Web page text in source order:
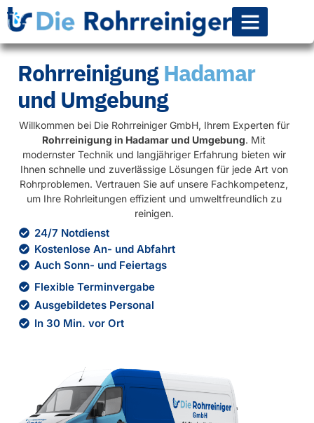
RohrreinigungHadamar
und Umgebung
Willkommen bei Die Rohrreiniger GmbH, Ihrem Experten für
Rohrreinigung in Hadamar und Umgebung. Mit
modernster Technik und langjähriger Erfahrung bieten wir
Ihnen schnelle und zuverlässige Lösungen für jede Art von
Rohrproblemen. Vertrauen Sie auf unsere Fachkompetenz,
um Ihre Rohrleitungen effizient und umweltfreundlich zu
reinigen.
24/7 Notdienst
Kostenlose An- und Abfahrt
Auch Sonn- und Feiertags
Flexible Terminvergabe
Ausgebildetes Personal
In 30 Min. vor Ort